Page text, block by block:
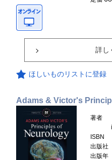
詳し
ほしいものリストに登録
Adams & Victor's
著者
ISBN
出版社
出版年